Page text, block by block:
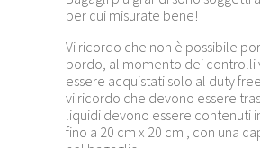
per cui misurate bene!
Vi ricordo che non è possibile
bordo, al momento dei controlli
essere acquistati solo al duty
vi ricordo che devono essere
liquidi devono essere contenuti
fino a 20 cm x 20 cm , con una